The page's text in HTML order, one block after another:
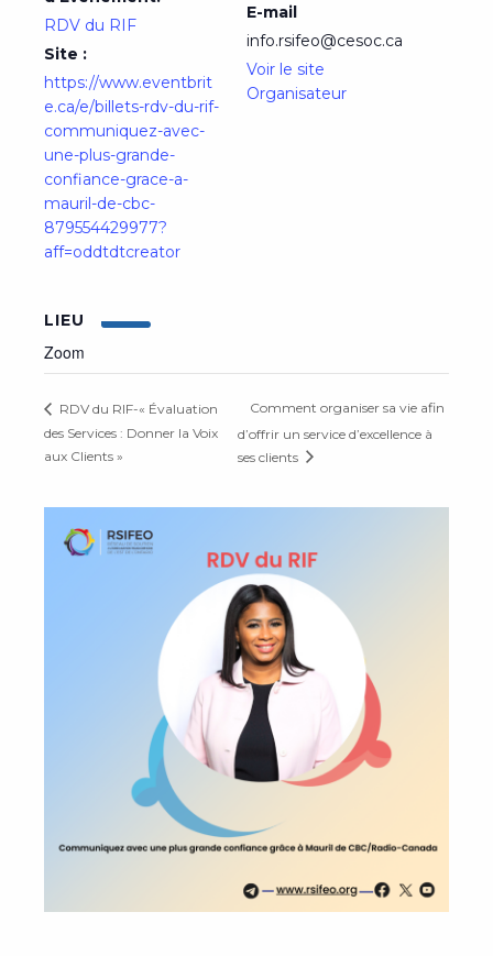
RDV du RIF
Site :
https://www.eventbrit
e.ca/e/billets-rdv-du-rif-
communiquez-avec-
une-plus-grande-
confiance-grace-a-
mauril-de-cbc-
879554429977?
aff=oddtdtcreator
E-mail
info.rsifeo@cesoc.ca
Voir le site
Organisateur
LIEU
Zoom
RDV du RIF-« Évaluation
des Services : Donner la Voix
aux Clients »
Comment organiser sa vie afin
d’offrir un service d’excellence à
ses clients